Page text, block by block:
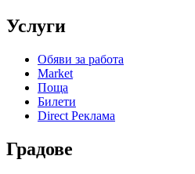
Услуги
Обяви за работа
Market
Поща
Билети
Direct Реклама
Градове